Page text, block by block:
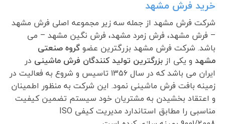
خرید فرش مشهد
شرکت فرش مشهد از جمله سه زیر مجموعه اصلی فرش مشهد
– فرش مشهد، فرش زمرد مشهد، فرش نگین مشهد – می
باشد. شرکت فرش مشهد بزرگترین عضوگروه صنعتی
مشهدو یکی از بزرگترین تولید کنندگان فرش ماشینی در
ایران می باشد که در سال ۱۳۵۶ تاسیس و شروع به فعالیت در
زمینه بافت فرش ماشینی نمود. این شرکت به منظور اطمینان
و اعتقاد بخشیدن به مشتریان خود سیستم تضمین کیفیت
مناسبی را مطابق استاندارد مدیریت کیفی ISO